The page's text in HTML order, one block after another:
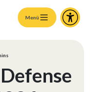
Menü